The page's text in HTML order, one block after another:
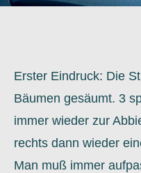
Erster Eindruck: Die
Bäumen gesäumt. 3
immer wieder zur
rechts dann wieder
Man muß immer